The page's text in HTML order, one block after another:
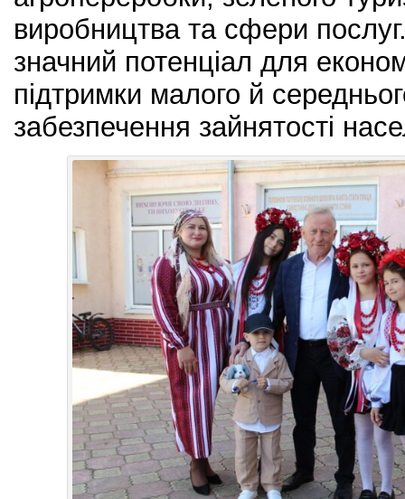
виробництва та сфери
значний потенціал для
підтримки малого й
забезпечення зайнятості